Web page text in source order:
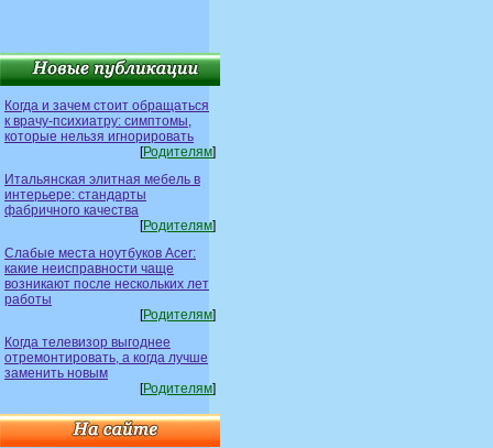
Когда и зачем стоит обращаться
к врачу-психиатру: симптомы,
которые нельзя игнорировать
[Родителям]
Итальянская элитная мебель в
интерьере: стандарты
фабричного качества
[Родителям]
Слабые места ноутбуков Acer:
какие неисправности чаще
возникают после нескольких лет
работы
[Родителям]
Когда телевизор выгоднее
отремонтировать, а когда лучше
заменить новым
[Родителям]